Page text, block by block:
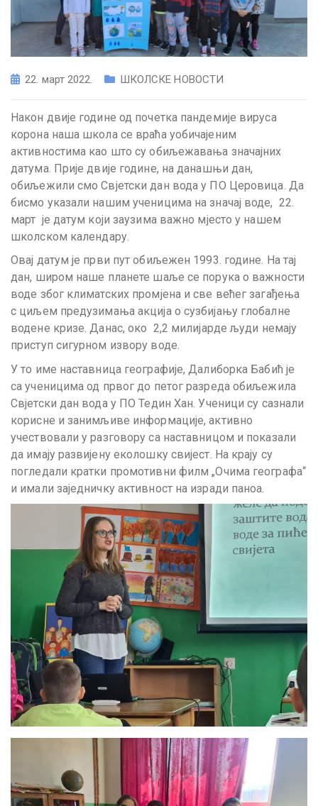
22. март 2022. ШКОЛСКЕ НОВОСТИ
Након двије године од почетка пандемије вируса
корона наша школа се враћа уобичајеним
активностима као што су обиљежавања значајних
датума. Прије двије године, на данашњи дан,
обиљежили смо Свјетски дан вода у ПО Церовица. Да
бисмо указали нашим ученицима на значај воде, 22.
март је датум који заузима важно мјесто у нашем
школском календару.
Овај датум је први пут обиљежен 1993. године. На тај
дан, широм наше планете шаље се порука о важности
воде због климатских промјена и све већег загађења
с циљем предузимања акција о сузбијању глобалне
водене кризе. Данас, око 2,2 милијарде људи немају
приступ сигурном извору воде.
У то име наставница географије, Далиборка Бабић је
са ученицима од првог до петог разреда обиљежила
Свјетски дан вода у ПО Тедин Хан. Ученици су сазнали
корисне и занимљиве информације, активно
учествовали у разговору са наставницом и показали
да имају развијену еколошку свијест. На крају су
погледали кратки промотивни филм „Очима географа“
и имали заједничку активност на изради паноа.